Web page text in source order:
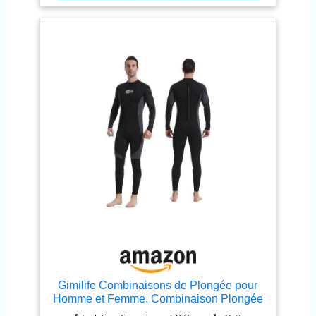
de remboursement sans condition, si vous avez
des questions sur ce maillot de bain, n'hésitez pas
l’intérieur. - Genouillère anti-abrasion : offre une
meilleure protection pour votre genou. - Comment il
rapidement sur notre peau. Plus vous portez serré,
plus vous serez chaud dans l'eau.
Gimilife Combinaisons de Plongée pour
Homme et Femme, Combinaison Plongée
Homme Shorty 3MM/ FullWetsuit